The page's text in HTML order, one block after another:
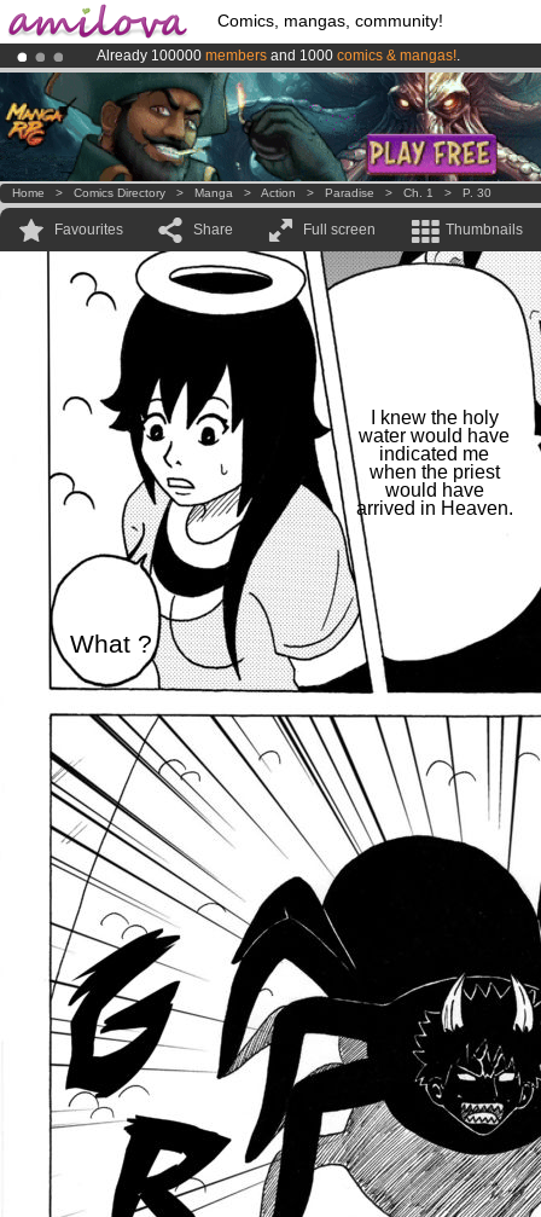
Comics, mangas, community!
Already 100000 members and 1000 comics & mangas!.
AmilovaKickstarter is now LIVE!.
Premium membership from3.95 euros per month !Get membership
Home > Comics Directory > Manga > Action > Paradise > Ch. 1 > P. 30
Favourites Share Full screen Thumbnails
I knew the holy
water would have
indicated me
when the priest
would have
arrived in Heaven.
What ?